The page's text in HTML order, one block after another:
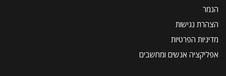
הנמר
הצהרת נגישות
מדיניות הפרטיות
אפליקציה אנשים ומחשבים